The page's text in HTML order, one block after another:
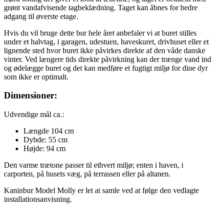
grønt vandafvisende tagbeklædning. Taget kan åbnes for bedre
adgang til øverste etage.
Hvis du vil bruge dette bur hele året anbefaler vi at buret stilles
under et halvtag, i garagen, udestuen, haveskuret, drivhuset eller et
lignende sted hvor buret ikke påvirkes direkte af den våde danske
vinter. Ved længere tids direkte påvirkning kan der trænge vand ind
og ødelægge buret og det kan medføre et fugtigt miljø for dine dyr
som ikke er optimalt.
Dimensioner:
Udvendige mål ca.:
Længde 104 cm
Dybde: 55 cm
Højde: 94 cm
Den varme trætone passer til ethvert miljø; enten i haven, i
carporten, på husets væg, på terrassen eller på altanen.
Kaninbur Model Molly er let at samle ved at følge den vedlagte
installationsanvisning.